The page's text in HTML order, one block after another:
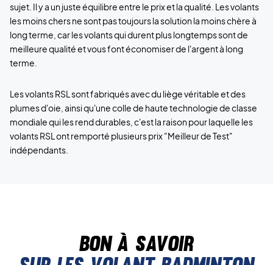
sujet. Il y a un juste équilibre entre le prix et la qualité. Les volants
les moins chers ne sont pas toujours la solution la moins chère à
long terme, car les volants qui durent plus longtemps sont de
meilleure qualité et vous font économiser de l'argent à long
terme.
Les volants RSL sont fabriqués avec du liège véritable et des
plumes d'oie, ainsi qu'une colle de haute technologie de classe
mondiale qui les rend durables, c'est la raison pour laquelle les
volants RSL ont remporté plusieurs prix "Meilleur de Test"
indépendants.
Bon à savoir